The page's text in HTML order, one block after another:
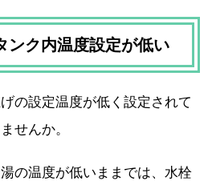
ンク内温度設定が低い
の設定温度が低く設定されて
せんか。
の温度が低いままでは、水栓